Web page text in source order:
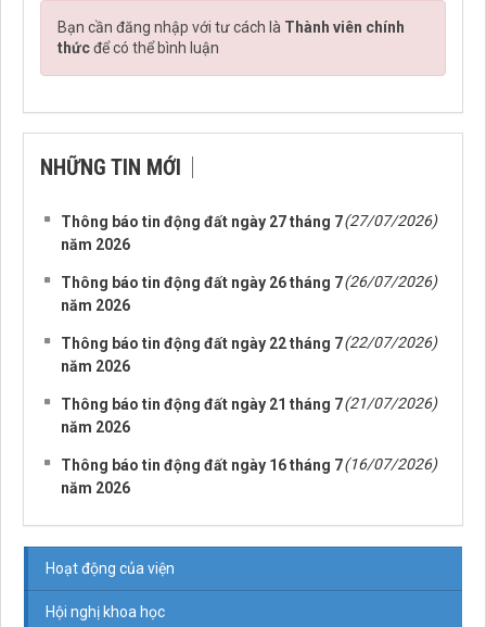
Bạn cần đăng nhập với tư cách là Thành viên chính
thứcđể có thể bình luận
NHỮNG TIN MỚI
Thông báo tin động đất ngày 27 tháng 7
năm 2026
(27/07/2026)
Thông báo tin động đất ngày 26 tháng 7
năm 2026
(26/07/2026)
Thông báo tin động đất ngày 22 tháng 7
năm 2026
(22/07/2026)
Thông báo tin động đất ngày 21 tháng 7
năm 2026
(21/07/2026)
Thông báo tin động đất ngày 16 tháng 7
năm 2026
(16/07/2026)
Hoạt động của viện
Hội nghị khoa học